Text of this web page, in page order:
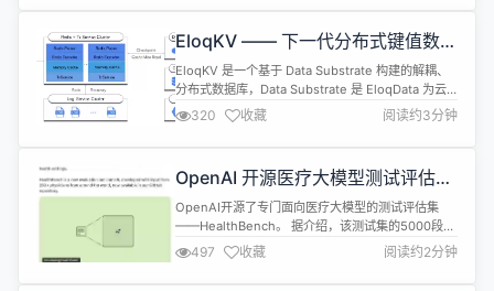
的技术革新。 据介绍，阳振坤在2010年从0到1发起
来，阳振坤带领OceanBase攻克了分布式数据...
EloqKV —— 下一代分布式键值数据
库
EloqKV 是一个基于 Data Substrate 构建的解耦、
分布式数据库，Data Substrate 是 EloqData 为云
时代开发的创新数据库基础。 每个 EloqKV 实例包
括一个与 Redis 协议兼容的前端，与核心 TxService
一起部署以处理数据操作。逻辑上独立的
持久...
320 收藏 阅读约3分钟
OpenAI 开源医疗大模型测试评估集
HealthBench
OpenAI开源了专门面向医疗大模型的测试评估集
——HealthBench。 据介绍，该测试集的5000段核
心测试对话，全部由来自60个国家/地区的26个专业
262名医生打造，极大增强了该测试集的难度、真实
性以及丰富度。并且采用了多轮对话测试，而不是简
497 收藏 阅读约2分钟